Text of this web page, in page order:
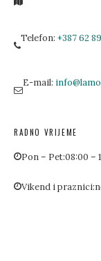
Telefon: +387 62
E-mail:
RADNO VRIJEME
Pon – Pet:08:00 –
Vikend i praznici: